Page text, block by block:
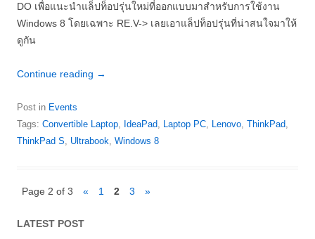
DO เพื่อแนะนำแล็ปท็อปรุ่นใหม่ที่ออกแบบมาสำหรับการใช้งาน
Windows 8 โดยเฉพาะ RE.V-> เลยเอาแล็ปท็อปรุ่นที่น่าสนใจมาให้
ดูกัน
Continue reading →
Post in Events
Tags: Convertible Laptop, IdeaPad, Laptop PC, Lenovo, ThinkPad,
ThinkPad S, Ultrabook, Windows 8
Page 2 of 3 « 1 2 3 »
LATEST POST